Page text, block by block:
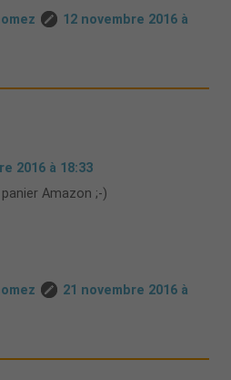
12 novembre 2016 à
2016 à 18:33
Amazon ;-)
21 novembre 2016 à